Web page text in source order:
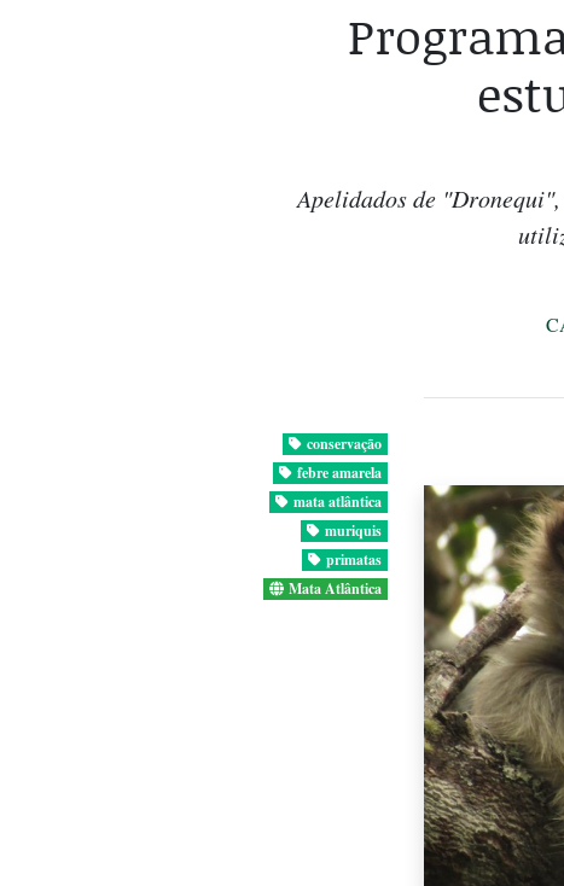
Apelidados de
conservação
febre amarela
mata atlântica
muriquis
primatas
Mata Atlântica